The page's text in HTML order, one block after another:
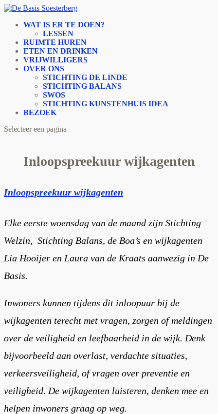
WAT IS ER TE DOEN?
LESSEN
RUIMTE HUREN
ETEN EN DRINKEN
VRIJWILLIGERS
OVER ONS
STICHTING DE LINDE
STICHTING BALANS
SWOS
STICHTING KUNSTENHUIS IDEA
BEZOEK
Selecteer een pagina
Inloopspreekuur wijkagenten
Inloopspreekuur wijkagenten
Elke eerste woensdag van de maand zijn Stichting
Welzin, Stichting Balans, de Boa’s en wijkagenten
Lia Hooijer en Laura van de Kraats aanwezig in De
Basis.
Inwoners kunnen tijdens dit inloopuur bij de
wijkagenten terecht met vragen, zorgen of meldingen
over de veiligheid en leefbaarheid in de wijk. Denk
bijvoorbeeld aan overlast, verdachte situaties,
verkeersveiligheid, of vragen over preventie en
veiligheid. De wijkagenten luisteren, denken mee en
helpen inwoners graag op weg.